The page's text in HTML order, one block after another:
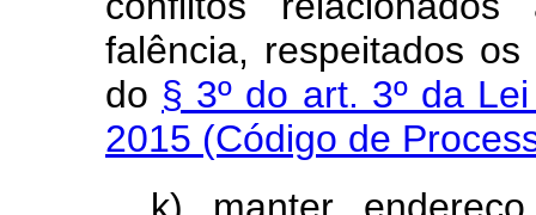
falência, respeitados
do § 3º do art. 3º da
2015 (Código de